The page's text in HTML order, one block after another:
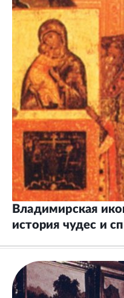
Владимирская
история чудес и